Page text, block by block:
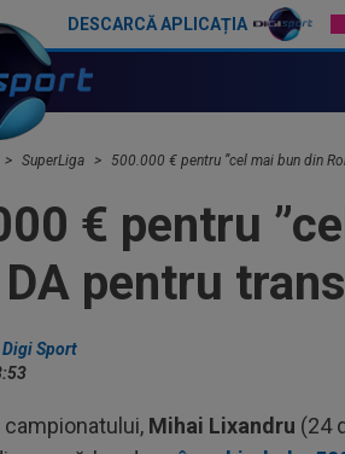
DESCARCĂ APLICAȚIA
SuperLiga 500.000 € pentru ”cel mai bun din
€ pentru
pentru
Digi Sport
campionatului, Mihai Lixandru (24